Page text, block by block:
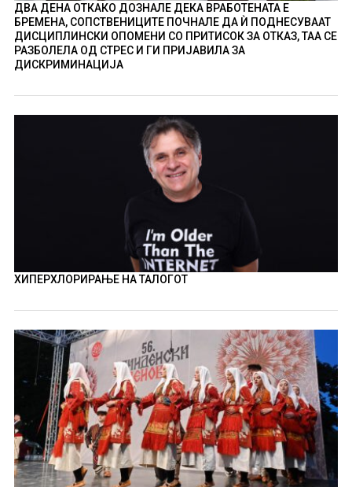
ДВА ДЕНА ОТКАКО ДОЗНАЛЕ ДЕКА ВРАБОТЕНАТА Е
БРЕМЕНА, СОПСТВЕНИЦИТЕ ПОЧНАЛЕ ДА Ѝ ПОДНЕСУВААТ
ДИСЦИПЛИНСКИ ОПОМЕНИ СО ПРИТИСОК ЗА ОТКАЗ, ТАА СЕ
РАЗБОЛЕЛА ОД СТРЕС И ГИ ПРИЈАВИЛА ЗА
ДИСКРИМИНАЦИЈА
ХИПЕРХЛОРИРАЊЕ НА ТАЛОГОТ